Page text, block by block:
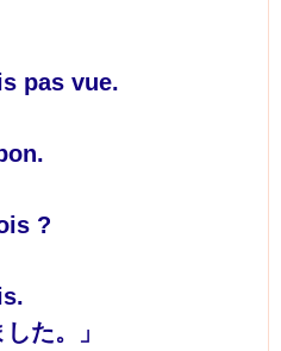
pas vue.
?
た。」